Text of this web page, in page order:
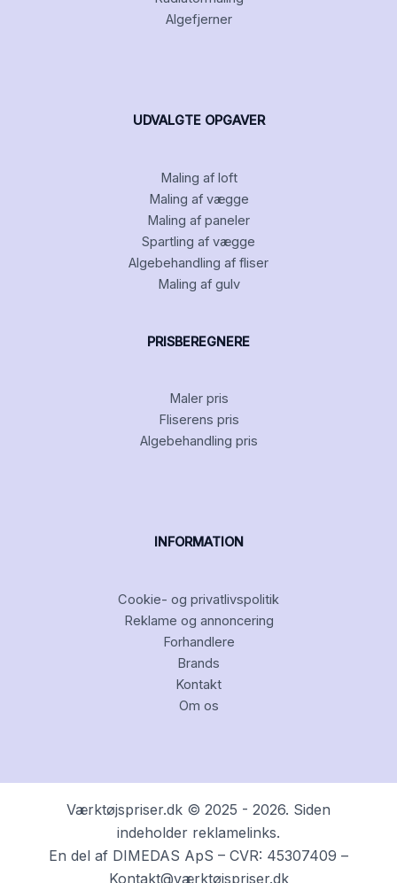
Algefjerner
UDVALGTE OPGAVER
Maling af loft
Maling af vægge
Maling af paneler
Spartling af vægge
Algebehandling af fliser
Maling af gulv
PRISBEREGNERE
Maler pris
Fliserens pris
Algebehandling pris
INFORMATION
Cookie- og privatlivspolitik
Reklame og annoncering
Forhandlere
Brands
Kontakt
Om os
Værktøjspriser.dk © 2025 - 2026. Siden
indeholder reklamelinks.
En del af DIMEDAS ApS – CVR: 45307409 –
Kontakt@værktøjspriser.dk